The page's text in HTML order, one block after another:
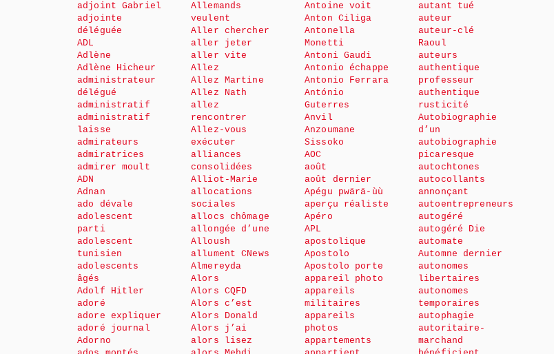
adjoint Gabriel
adjointe
déléguée
ADL
Adlène
Adlène Hicheur
administrateur
délégué
administratif
administratif
laisse
admirateurs
admiratrices
admirer moult
ADN
Adnan
ado dévale
adolescent
parti
adolescent
tunisien
adolescents
âgés
Adolf Hitler
adoré
adore expliquer
adoré journal
Adorno
Allemands
veulent
Aller chercher
aller jeter
aller vite
Allez
Allez Martine
Allez Nath
allez
rencontrer
Allez-vous
exécuter
alliances
consolidées
Alliot-Marie
allocations
sociales
allocs chômage
allongée d’une
Alloush
allument CNews
Almereyda
Alors
Alors CQFD
Alors c’est
Alors Donald
Alors j’ai
alors lisez
Antoine voit
Anton Ciliga
Antonella
Monetti
Antoni Gaudi
Antonio échappe
Antonio Ferrara
António
Guterres
Anvil
Anzoumane
Sissoko
AOC
août
août dernier
Apégu pwärä-ùù
aperçu réaliste
Apéro
APL
apostolique
Apostolo
Apostolo porte
appareil photo
appareils
militaires
appareils
photos
appartements
autant tué
auteur
auteur-clé
Raoul
auteurs
authentique
professeur
authentique
rusticité
Autobiographie
d’un
autobiographie
picaresque
autochtones
autocollants
annonçant
autoentrepreneurs
autogéré
autogéré Die
automate
Automne dernier
autonomes
libertaires
autonomes
temporaires
autophagie
autoritaire-
marchand